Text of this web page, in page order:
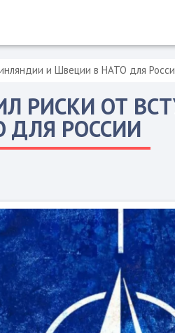
и Швеции в НАТО для
РИСКИ ОТ
ДЛЯ РОССИИ